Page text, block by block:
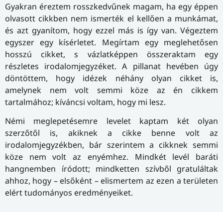
Gyakran éreztem rosszkedvűnek magam, ha egy éppen
olvasott cikkben nem ismerték el kellően a munkámat,
és azt gyanítom, hogy ezzel más is így van. Végeztem
egyszer egy kísérletet. Megírtam egy meglehetősen
hosszú cikket, s vázlatképpen összeraktam egy
részletes irodalomjegyzéket. A pillanat hevében úgy
döntöttem, hogy idézek néhány olyan cikket is,
amelynek nem volt semmi köze az én cikkem
tartalmához; kíváncsi voltam, hogy mi lesz.
Némi meglepetésemre levelet kaptam két olyan
szerzőtől is, akiknek a cikke benne volt az
irodalomjegyzékben, bár szerintem a cikknek semmi
köze nem volt az enyémhez. Mindkét levél baráti
hangnemben íródott; mindketten szívből gratuláltak
ahhoz, hogy – elsőként – elismertem az ezen a területen
elért tudományos eredményeiket.